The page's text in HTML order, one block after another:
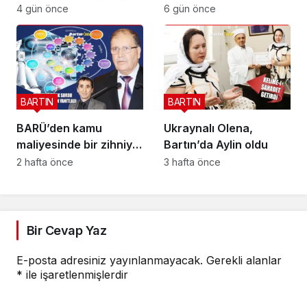
bakın kaç hayat
kurtardı?
4 gün önce 6 gün önce
BARÜ’den kamu
maliyesinde bir zihniyet
devrimi; BİS-ALYS
BARTIN
2 hafta önce
Ukraynalı Olena,
Bartın’da Aylin oldu
BARTIN
3 hafta önce
Bir Cevap Yaz
E-posta adresiniz yayınlanmayacak. Gerekli alanlar
* ile işaretlenmişlerdir